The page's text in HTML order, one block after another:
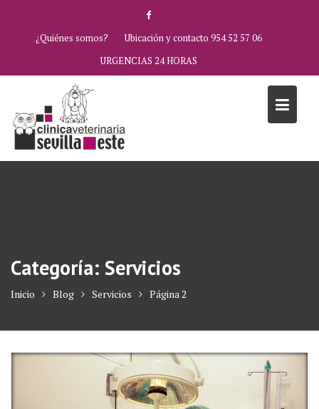
contenido¿Quiénes somos?
Ubicación y contacto 954 52 57 06
URGENCIAS 24 HORAS
Categoría: Servicios
Inicio Blog Servicios Página 2